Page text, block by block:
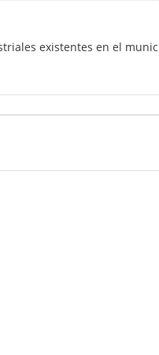
existentes en el